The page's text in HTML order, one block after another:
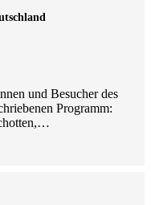
und Besucher des
Programm: